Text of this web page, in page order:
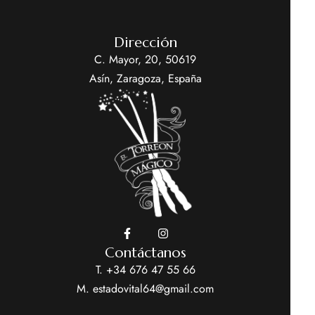
Dirección
C. Mayor, 20, 50619
Asín, Zaragoza, España
Contáctanos
T. +34 676 47 55 66
M. estadovital64@gmail.com